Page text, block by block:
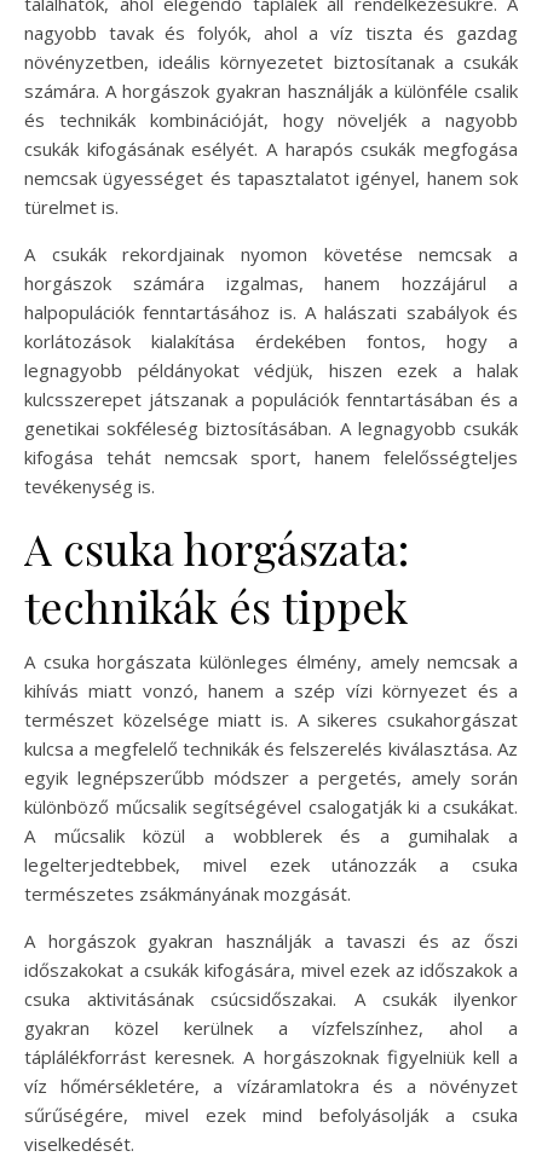
nagyobb tavak és folyók, ahol a víz tiszta és gazdag
növényzetben, ideális környezetet biztosítanak a csukák
számára. A horgászok gyakran használják a különféle csalik
és technikák kombinációját, hogy növeljék a nagyobb
csukák kifogásának esélyét. A harapós csukák megfogása
nemcsak ügyességet és tapasztalatot igényel, hanem sok
türelmet is.
A csukák rekordjainak nyomon követése nemcsak a
horgászok számára izgalmas, hanem hozzájárul a
halpopulációk fenntartásához is. A halászati szabályok és
korlátozások kialakítása érdekében fontos, hogy a
legnagyobb példányokat védjük, hiszen ezek a halak
kulcsszerepet játszanak a populációk fenntartásában és a
genetikai sokféleség biztosításában. A legnagyobb csukák
kifogása tehát nemcsak sport, hanem felelősségteljes
tevékenység is.
A csuka horgászata:
technikák és tippek
A csuka horgászata különleges élmény, amely nemcsak a
kihívás miatt vonzó, hanem a szép vízi környezet és a
természet közelsége miatt is. A sikeres csukahorgászat
kulcsa a megfelelő technikák és felszerelés kiválasztása. Az
egyik legnépszerűbb módszer a pergetés, amely során
különböző műcsalik segítségével csalogatják ki a csukákat.
A műcsalik közül a wobblerek és a gumihalak a
legelterjedtebbek, mivel ezek utánozzák a csuka
természetes zsákmányának mozgását.
A horgászok gyakran használják a tavaszi és az őszi
időszakokat a csukák kifogására, mivel ezek az időszakok a
csuka aktivitásának csúcsidőszakai. A csukák ilyenkor
gyakran közel kerülnek a vízfelszínhez, ahol a
táplálékforrást keresnek. A horgászoknak figyelniük kell a
víz hőmérsékletére, a vízáramlatokra és a növényzet
sűrűségére, mivel ezek mind befolyásolják a csuka
viselkedését.